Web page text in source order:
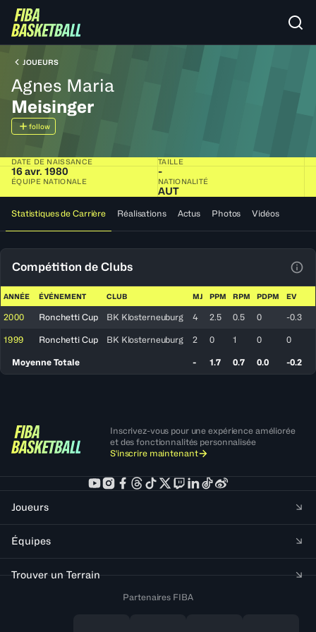
JOUEURS
Agnes Maria
Meisinger
follow
DATE DE NAISSANCE
16 avr. 1980
TAILLE
-
ÉQUIPE NATIONALE NATIONALITÉ
AUT
Statistiques de Carrière Réalisations Actus Photos Vidéos
Compétition de Clubs
ANNÉE ÉVÉNEMENT CLUB MJ PPM RPM PDPM EV
2000 Ronchetti Cup BK Klosterneuburg 4 2.5 0.5 0 -0.3
1999 Ronchetti Cup BK Klosterneuburg 2 0 1 0 0
Moyenne Totale - 1.7 0.7 0.0 -0.2
Inscrivez-vous pour une expérience améliorée
et des fonctionnalités personnalisée
S'inscrire maintenant
Joueurs
Équipes
Trouver un Terrain
Partenaires FIBA